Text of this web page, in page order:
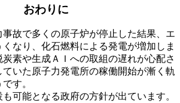
おわりに
事故で多くの原子炉が停止した結果、エ
なり、化石燃料による発電が増加しま
炭素や生成ＡＩへの取組の遅れが心配さ
いた原子力発電所の稼働開始が漸く軌
す。
可能となる政府の方針が出ています。